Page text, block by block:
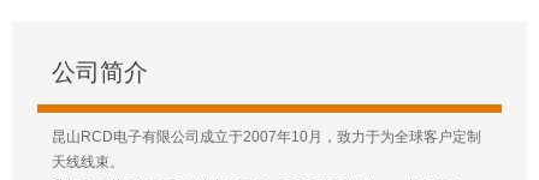
公司简介
昆山RCD电子有限公司成立于2007年10月，致力于为全球客户定制
天线线束。